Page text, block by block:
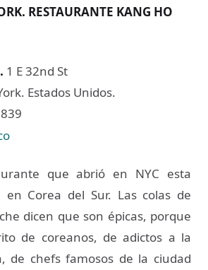
RESTAURANTE KANG HO
. 1 E 32nd St
Estados Unidos.
que abrió en NYC esta
en Corea del Sur. Las colas de
dicen que son épicas, porque
de coreanos, de adictos a la
de chefs famosos de la ciudad